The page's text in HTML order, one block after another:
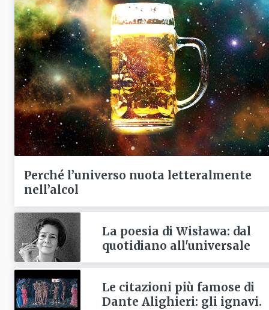
Perché l’universo nuota letteralmente
nell’alcol
La poesia di Wisława: dal
quotidiano all'universale
Le citazioni più famose di
Dante Alighieri: gli ignavi.